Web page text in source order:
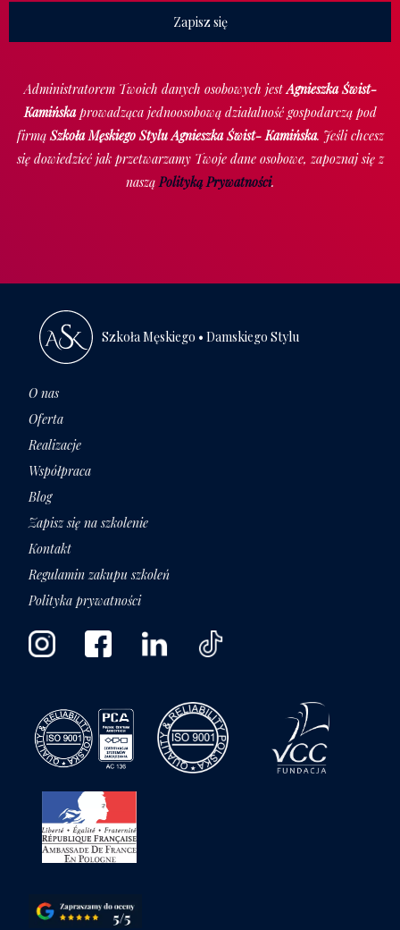
Administratorem Twoich danych osobowych jestAgnieszka Świst-
Kamińskaprowadząca jednoosobową działalność gospodarczą pod
firmą Szkoła Męskiego Stylu Agnieszka Świst- Kamińska. Jeśli chcesz
się dowiedzieć jak przetwarzamy Twoje dane osobowe, zapoznaj się z
naszą Polityką Prywatności.
Szkoła Męskiego • Damskiego Stylu
O nas
Oferta
Realizacje
Współpraca
Blog
Zapisz się na szkolenie
Kontakt
Regulamin zakupu szkoleń
Polityka prywatności